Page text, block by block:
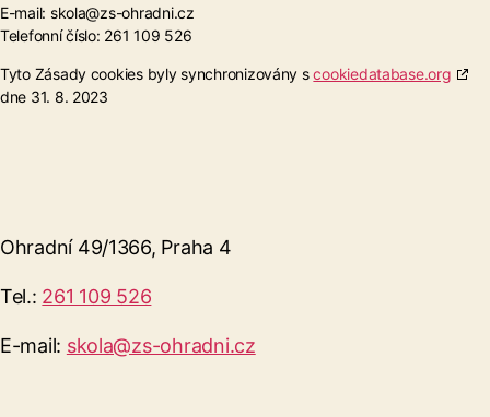
E-mail: zc.indarho-sz@aloks
Telefonní číslo: 261 109 526
Tyto Zásady cookies byly synchronizovány scookiedatabase.org
dne 31. 8. 2023
Ohradní 49/1366, Praha 4
Tel.: 261 109 526
E-mail: skola@zs-ohradni.cz